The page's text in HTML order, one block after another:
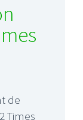
de
Times